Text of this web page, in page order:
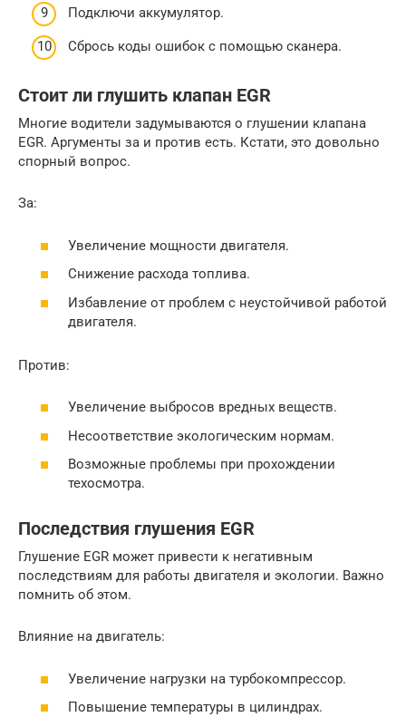
Подключи аккумулятор.
Сбрось коды ошибок с помощью сканера.
Стоит ли глушить клапан EGR
Многие водители задумываются о глушении клапана
EGR. Аргументы за и против есть. Кстати, это довольно
спорный вопрос.
За:
Увеличение мощности двигателя.
Снижение расхода топлива.
Избавление от проблем с неустойчивой работой
двигателя.
Против:
Увеличение выбросов вредных веществ.
Несоответствие экологическим нормам.
Возможные проблемы при прохождении
техосмотра.
Последствия глушения EGR
Глушение EGR может привести к негативным
последствиям для работы двигателя и экологии. Важно
помнить об этом.
Влияние на двигатель:
Увеличение нагрузки на турбокомпрессор.
Повышение температуры в цилиндрах.